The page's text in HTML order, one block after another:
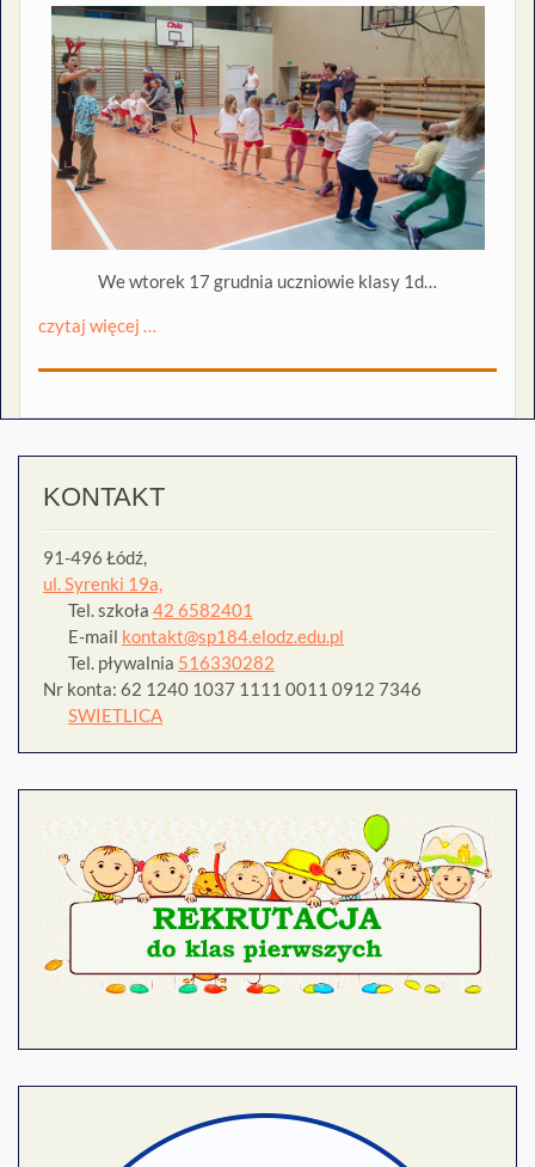
We wtorek 17 grudnia uczniowie klasy 1d…
czytaj więcej …
KONTAKT
91-496 Łódź,
ul. Syrenki 19a,
Tel. szkoła 42 6582401
E-mail kontakt@sp184.elodz.edu.pl
Tel. pływalnia 516330282
Nr konta: 62 1240 1037 1111 0011 0912 7346
SWIETLICA